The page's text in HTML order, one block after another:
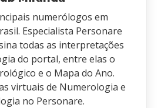
numerólogos em
Especialista Personare
todas as interpretações
do portal, entre elas o
e o Mapa do Ano.
virtuais de Numerologia e
no Personare.